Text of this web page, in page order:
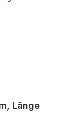
Länge